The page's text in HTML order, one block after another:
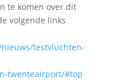
te komen over dit
volgende links
testvluchten-
twenteairport/#top